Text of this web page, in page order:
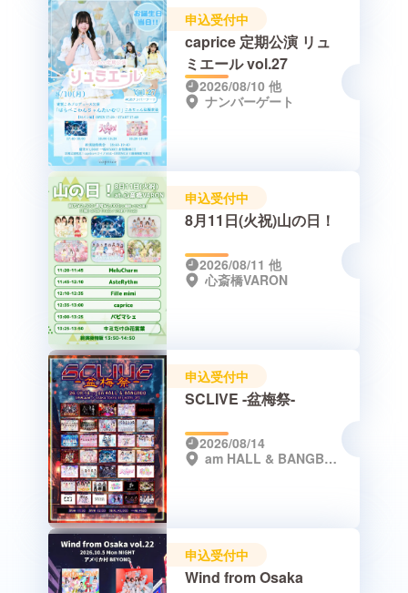
申込受付中
caprice 定期公演 リュ
ミエール vol.27
2026/08/10 他
ナンバーゲート
申込受付中
8月11日(火祝)山の日！
2026/08/11 他
心斎橋VARON
申込受付中
SCLIVE -盆梅祭-
2026/08/14
am HALL & BANGBOO（東急REI大阪 2Fフロア / 特典会場）
申込受付中
Wind from Osaka